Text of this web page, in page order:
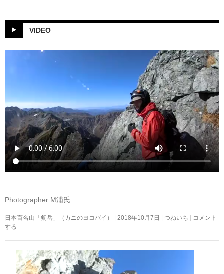
VIDEO
Photographer:M浦氏
日本百名山「剱岳」（カニのヨコバイ） 2018年10月7日 つねいち
コメント
する